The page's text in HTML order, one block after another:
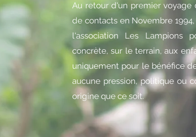
Au retour d'un premier voyage
de contacts en Novembre
l'association Les Lampions
concrète, sur le terrain, aux
uniquement pour le bénéfice
aucune pression, politique ou
origine que ce soit.